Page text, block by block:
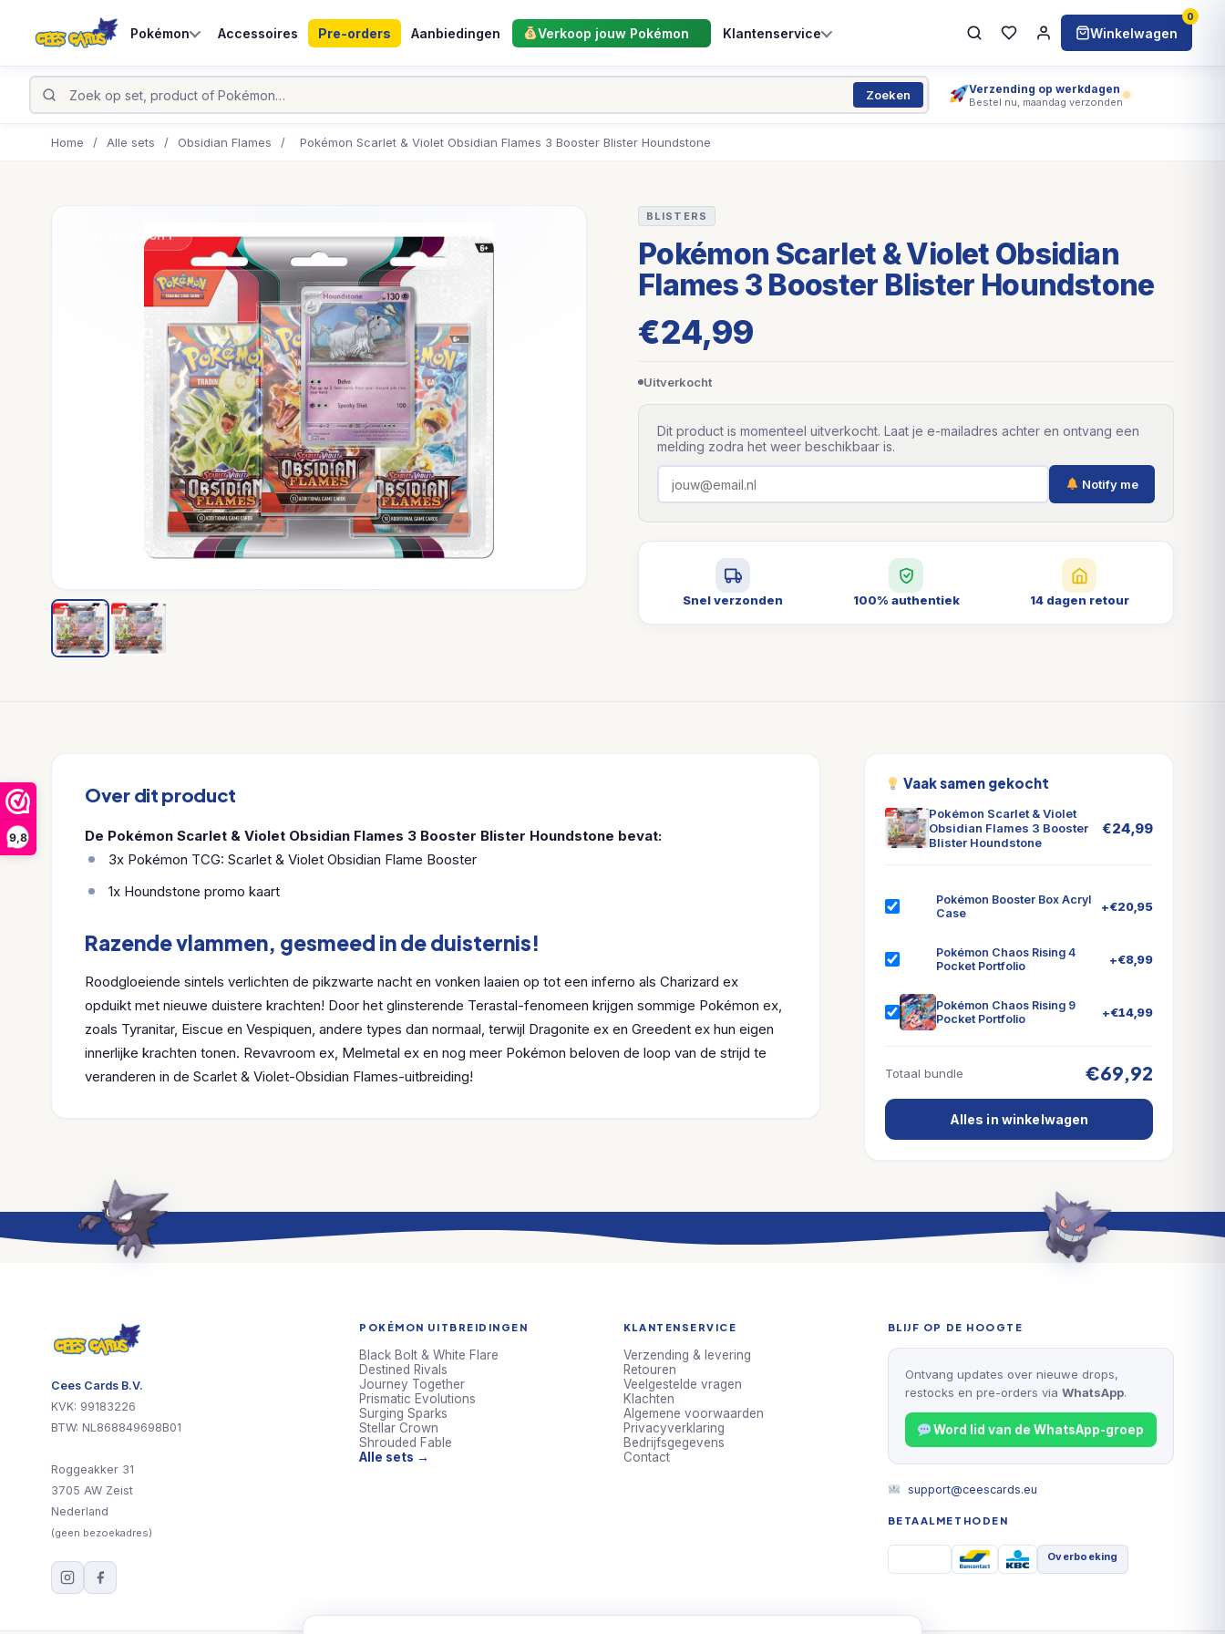
9,8
Pokémon Accessoires Pre-orders Aanbiedingen Verkoop jouw Pokémon Klantenservice Winkelwagen
0
Zoeken Verzending op werkdagen
Bestel nu, maandag verzonden
Home / Alle sets / Obsidian Flames / Pokémon Scarlet & Violet Obsidian Flames 3 Booster Blister Houndstone
UITVERKOCHT
BLISTERS
Pokémon Scarlet & Violet Obsidian
Flames 3 Booster Blister Houndstone
€24,99
Uitverkocht
Dit product is momenteel uitverkocht. Laat je e-mailadres achter en ontvang een
melding zodra het weer beschikbaar is.
Notify me
Snel verzonden 100% authentiek 14 dagen retour
Over dit product
De Pokémon Scarlet & Violet Obsidian Flames 3 Booster Blister Houndstone bevat:
3x Pokémon TCG: Scarlet & Violet Obsidian Flame Booster
1x Houndstone promo kaart
Razende vlammen, gesmeed in de duisternis!
Roodgloeiende sintels verlichten de pikzwarte nacht en vonken laaien op tot een inferno als Charizard ex
opduikt met nieuwe duistere krachten! Door het glinsterende Terastal-fenomeen krijgen sommige Pokémon ex,
zoals Tyranitar, Eiscue en Vespiquen, andere types dan normaal, terwijl Dragonite ex en Greedent ex hun eigen
innerlijke krachten tonen. Revavroom ex, Melmetal ex en nog meer Pokémon beloven de loop van de strijd te
veranderen in de Scarlet & Violet-Obsidian Flames-uitbreiding!
Vaak samen gekocht
Pokémon Scarlet & Violet
Obsidian Flames 3 Booster
Blister Houndstone
€24,99
Pokémon Booster Box Acryl
Case
+€20,95
Pokémon Chaos Rising 4
Pocket Portfolio
+€8,99
Pokémon Chaos Rising 9
Pocket Portfolio
+€14,99
Totaal bundle €69,92
Alles in winkelwagen
Cees Cards B.V.
KVK: 99183226
BTW: NL868849698B01
Roggeakker 31
3705 AW Zeist
Nederland
(geen bezoekadres)
POKÉMON UITBREIDINGEN
Black Bolt & White Flare
Destined Rivals
Journey Together
Prismatic Evolutions
Surging Sparks
Stellar Crown
Shrouded Fable
Alle sets →
KLANTENSERVICE
Verzending & levering
Retouren
Veelgestelde vragen
Klachten
Algemene voorwaarden
Privacyverklaring
Bedrijfsgegevens
Contact
BLIJF OP DE HOOGTE
Ontvang updates over nieuwe drops,
restocks en pre-orders via WhatsApp.
Word lid van de WhatsApp-groep
support@ceescards.eu
BETAALMETHODEN
Overboeking